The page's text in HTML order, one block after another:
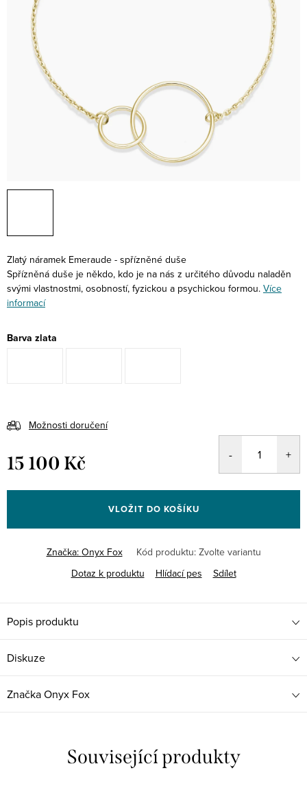
Zlatý náramek Emeraude - spřízněné duše
Spřízněná duše je někdo, kdo je na nás z určitého důvodu naladěn
svými vlastnostmi, osobností, fyzickou a psychickou formou. Více
informací
Barva zlata
Možnosti doručení
15 100 Kč
cena:
VLOŽIT DO KOŠÍKU
Značka: Onyx Fox Kód produktu: Zvolte variantu
Dotaz k produktu
Hlídací pes Sdílet
Popis produktu
Diskuze
ZnačkaOnyx Fox
Související produkty